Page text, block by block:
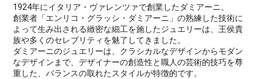
1924年にイタリア・ヴァレンツァで創業したダミアーニ。
創業者「エンリコ・グラッシ・ダミアーニ」の熟練した技術に
よって生み出される緻密な細工を施したジュエリーは、王侯貴
族や多くのセレブリティを魅了してきました。
ダミアーニのジュエリーは、クラシカルなデザインからモダン
なデザインまで、デザイナーの創造性と職人の芸術的技巧を尊
重した、バランスの取れたスタイルが特徴的です。